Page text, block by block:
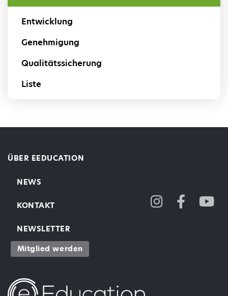
Entwicklung
Genehmigung
Qualitätssicherung
Liste
ÜBER EEDUCATION
NEWS
KONTAKT
NEWSLETTER
Mitglied werden